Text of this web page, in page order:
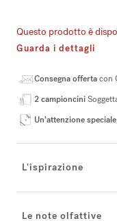
Questo prodotto è
Guarda i dettagli
Consegna offertacon
2 campioncini
Un’attenzione speciale
L'ispirazione
Le note olfattive